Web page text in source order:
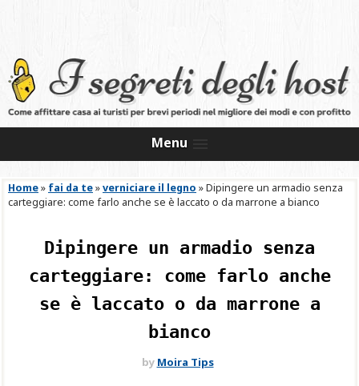
Menu
Home» fai da te»verniciare il legno »Dipingere un armadio senza
carteggiare: come farlo anche se è laccato o da marrone a bianco
Dipingere un armadio senza
carteggiare: come farlo anche
se è laccato o da marrone a
bianco
by Moira Tips